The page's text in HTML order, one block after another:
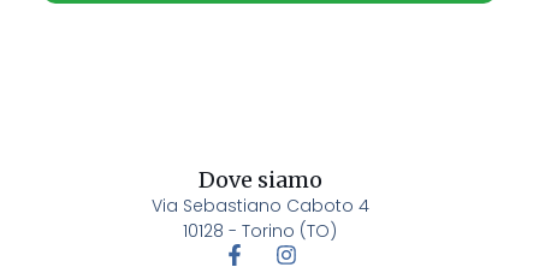
Dove siamo
Via Sebastiano Caboto 4
10128 - Torino (TO)